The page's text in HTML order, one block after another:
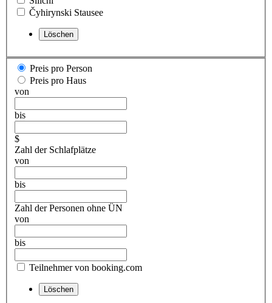
Čyhirynski Stausee
Preis pro Person
Preis pro Haus
von
bis
$
Zahl der Schlafplätze
von
bis
Zahl der Personen ohne ÜN
von
bis
Teilnehmer von booking.com